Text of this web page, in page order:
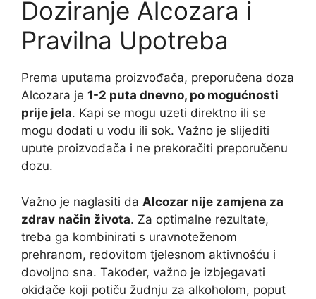
Doziranje Alcozara i
Pravilna Upotreba
Prema uputama proizvođača, preporučena doza
Alcozara je 1-2 puta dnevno, po mogućnosti
prije jela. Kapi se mogu uzeti direktno ili se
mogu dodati u vodu ili sok. Važno je slijediti
upute proizvođača i ne prekoračiti preporučenu
dozu.
Važno je naglasiti da Alcozar nije zamjena za
zdrav način života. Za optimalne rezultate,
treba ga kombinirati s uravnoteženom
prehranom, redovitom tjelesnom aktivnošću i
dovoljno sna. Također, važno je izbjegavati
okidače koji potiču žudnju za alkoholom, poput